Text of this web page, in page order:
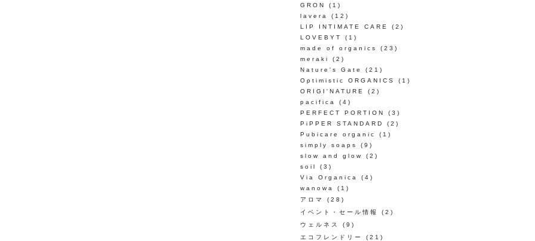
GRON
(1)
lavera
(12)
LIP INTIMATE CARE
(2)
LOVEBYT
(1)
made of organics
(23)
meraki
(2)
Nature's Gate
(21)
Optimistic ORGANICS
(1)
ORIGI'NATURE
(2)
pacifica
(4)
PERFECT PORTION
(3)
PiPPER STANDARD
(2)
Pubicare organic
(1)
simply soaps
(9)
slow and glow
(2)
soil
(3)
Via Organica
(4)
wanowa
(1)
アロマ
(28)
イベント・セール情報
(2)
ウェルネス
(9)
エコフレンドリー
(21)